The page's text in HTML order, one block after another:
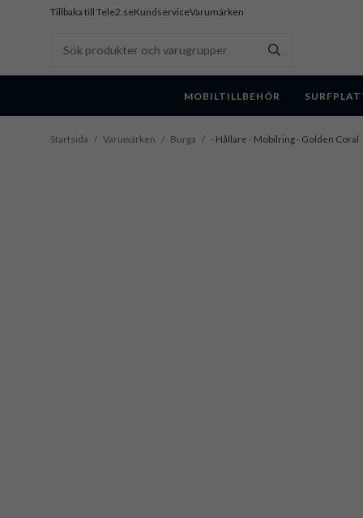
Tillbaka till Tele2.seKundserviceVarumärken
MOBILTILLBEHÖR
Startsida / Varumärken / Burga / - Hållare - Mobilring - Golden Coral